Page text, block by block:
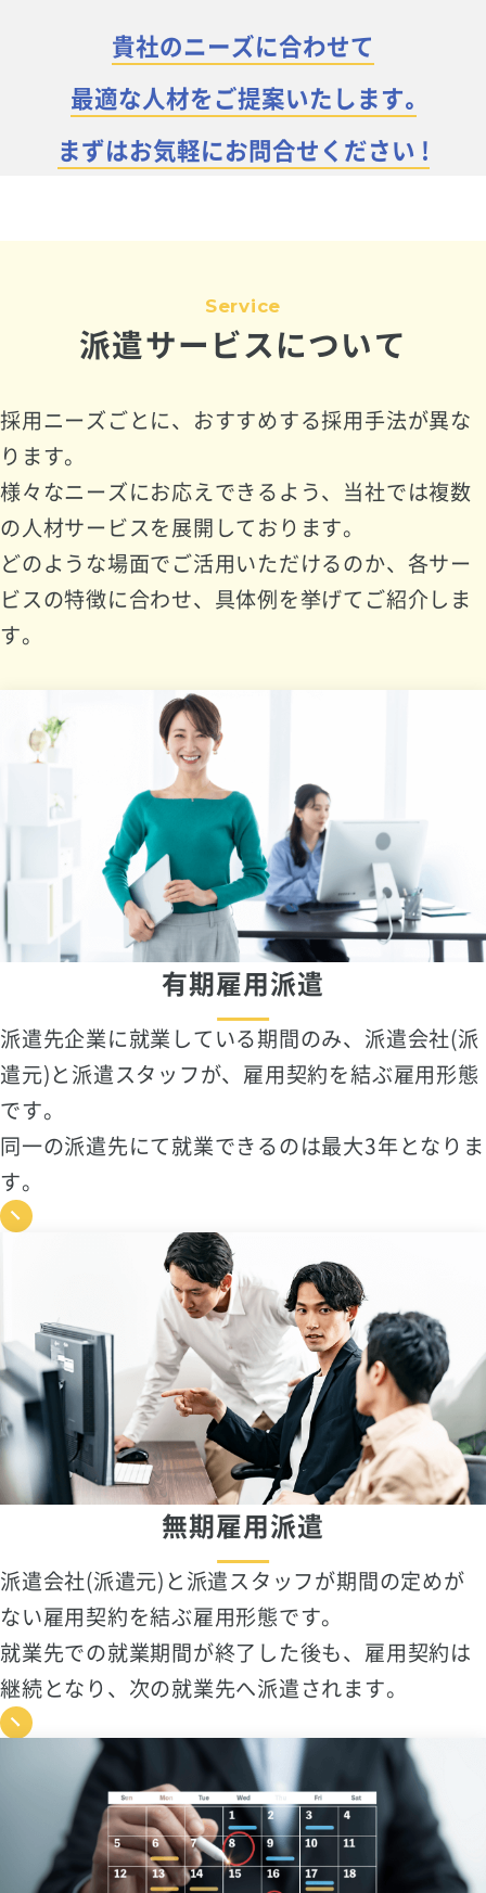
貴社のニーズに合わせて
最適な人材をご提案いたします｡
まずはお気軽にお問合せください !
Service
派遣サービスについて
採用ニーズごとに、おすすめする採用手法が異な
ります。
様々なニーズにお応えできるよう、当社では複数
の人材サービスを展開しております。
どのような場面でご活用いただけるのか、各サー
ビスの特徴に合わせ、具体例を挙げてご紹介しま
す。
有期雇用派遣
派遣先企業に就業している期間のみ、派遣会社(派
遣元)と派遣スタッフが、雇用契約を結ぶ雇用形態
です。
同一の派遣先にて就業できるのは最大3年となりま
す。
無期雇用派遣
派遣会社(派遣元)と派遣スタッフが期間の定めが
ない雇用契約を結ぶ雇用形態です。
就業先での就業期間が終了した後も、雇用契約は
継続となり、次の就業先へ派遣されます。